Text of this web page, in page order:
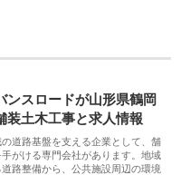
ンスロードが山形県鶴岡
装土木工事と求人情報
道路基盤を支える企業として、舗
がける専門会社があります。地域
路整備から、公共施設周辺の環境